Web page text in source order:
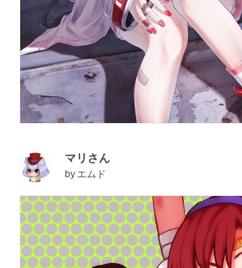
マリさん
by エムド